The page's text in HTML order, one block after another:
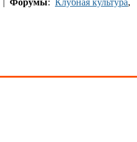
| Форумы: Клубная культура,